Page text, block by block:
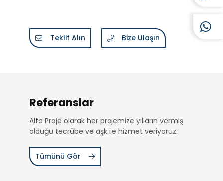
Teklif Alın Bize Ulaşın
Referanslar
Alfa Proje olarak her projemize yılların vermiş
olduğu tecrübe ve aşk ile hizmet veriyoruz.
Tümünü Gör